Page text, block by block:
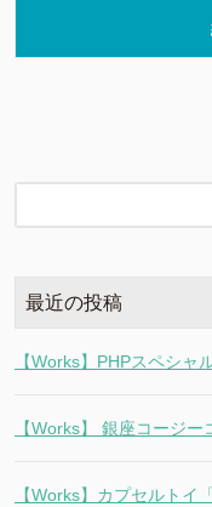
最近の投稿
【Works】PHPスペシ
【Works】 銀座コージ
【Works】カプセルトイ